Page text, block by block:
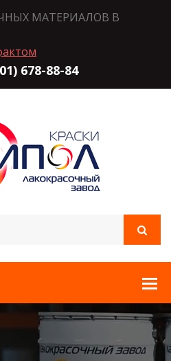
МАТЕРИАЛОВ В
678-88-84